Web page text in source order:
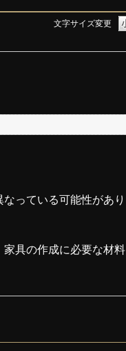
文字サイズ変更
っている可能性があり
具の作成に必要な材料